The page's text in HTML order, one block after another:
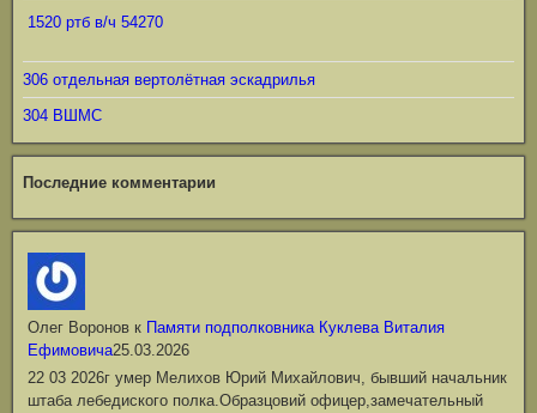
1520 ртб в/ч 54270
306 отдельная вертолётная эскадрилья
304 ВШМС
Последние комментарии
Олег Воронов к Памяти подполковника Куклева Виталия
Ефимовича25.03.2026
22 03 2026г умер Мелихов Юрий Михайлович, бывший начальник
штаба лебедиского полка.Образцовий офицер,замечательный